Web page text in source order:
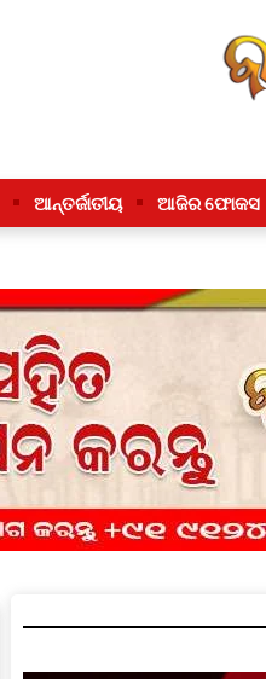
ଆନ୍ତର୍ଜାତୀୟ ଆଜିର ଫୋକସ